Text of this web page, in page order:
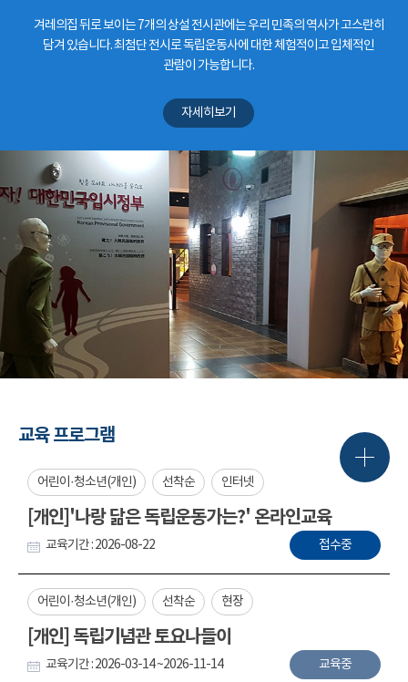
겨레의집 뒤로 보이는 7개의 상설 전시관에는 우리 민족의 역사가 고스란히
담겨 있습니다. 최첨단 전시로 독립운동사에 대한 체험적이고 입체적인
관람이 가능합니다.
자세히보기
교육 프로그램
어린이·청소년(개인) 선착순 인터넷
[개인]'나랑 닮은 독립운동가는?' 온라인교육
교육기간 : 2026-08-22 접수중
어린이·청소년(개인) 선착순 현장
[개인] 독립기념관 토요나들이
교육기간 : 2026-03-14 ~2026-11-14 교육중